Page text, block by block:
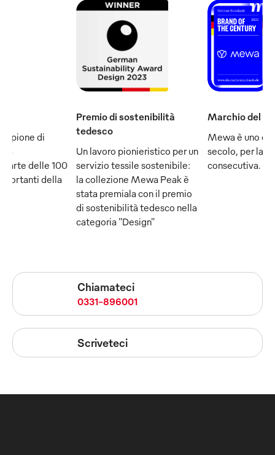
di
fa
delle 100
della
Premio di sostenibilità
tedesco
Un lavoro pionieristico per un
servizio tessile sostenibile:
la collezione Mewa Peak è
stata premiala con il premio
di sostenibilità tedesco nella
categoria "Design"
Marchio del
Mewa è uno
secolo, per la
consecutiva.
Chiamateci
0331-896001
Scriveteci